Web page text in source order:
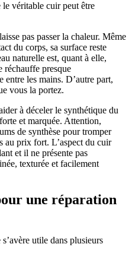
véritable cuir peut être
pas passer la chaleur. Même
du corps, sa surface reste
naturelle est, quant à elle,
réchauffe presque
entre les mains. D’autre part,
vous la portez.
à déceler le synthétique du
et marquée. Attention,
de synthèse pour tromper
au prix fort. L’aspect du cuir
et il ne présente pas
texturée et facilement
une réparation
utile dans plusieurs